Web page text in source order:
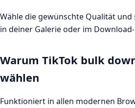
Wähle die gewünschte Qualität und
in deiner Galerie oder im
Warum TikTok bulk
wählen
Funktioniert in allen modernen